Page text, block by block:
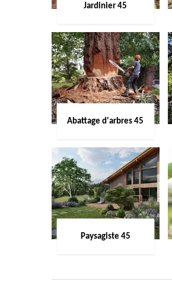
Jardinier 45
Abattage d'arbres 45
Paysagiste 45